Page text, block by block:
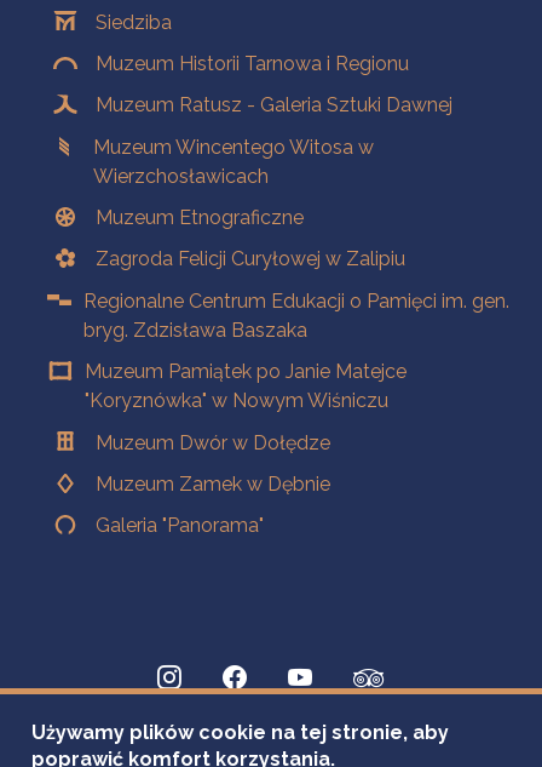
Siedziba
Muzeum Historii Tarnowa i Regionu
Muzeum Ratusz - Galeria Sztuki Dawnej
Muzeum Wincentego Witosa w
Wierzchosławicach
Muzeum Etnograficzne
Zagroda Felicji Curyłowej w Zalipiu
Regionalne Centrum Edukacji o Pamięci im. gen.
bryg. Zdzisława Baszaka
Muzeum Pamiątek po Janie Matejce
"Koryznówka" w Nowym Wiśniczu
Muzeum Dwór w Dołędze
Muzeum Zamek w Dębnie
Galeria "Panorama"
Używamy plików cookie na tej stronie, aby
poprawić komfort korzystania.